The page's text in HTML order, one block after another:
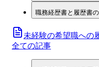
職務経歴書と履歴書
未経験の希望職への
全ての記事